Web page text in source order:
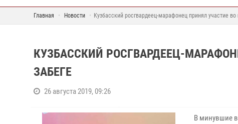
Главная Новости Кузбасский росгвардеец-марафонец принял участие
КУЗБАССКИЙ РОСГВАРДЕЕЦ-
ЗАБЕГЕ
26 августа 2019, 09:26
В минувшие